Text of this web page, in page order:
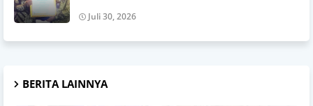
Juli 30, 2026
BERITA LAINNYA